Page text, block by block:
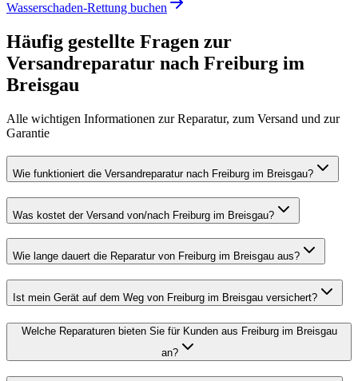
Wasserschaden-Rettung buchen
Häufig gestellte Fragen zur
Versandreparatur nach Freiburg im
Breisgau
Alle wichtigen Informationen zur Reparatur, zum Versand und zur
Garantie
Wie funktioniert die Versandreparatur nach Freiburg im Breisgau?
Was kostet der Versand von/nach Freiburg im Breisgau?
Wie lange dauert die Reparatur von Freiburg im Breisgau aus?
Ist mein Gerät auf dem Weg von Freiburg im Breisgau versichert?
Welche Reparaturen bieten Sie für Kunden aus Freiburg im Breisgau
an?